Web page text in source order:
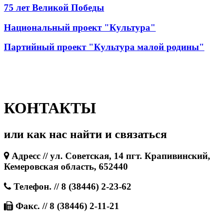
75 лет Великой Победы
Национальный проект "Культура"
Партийный проект "Культура малой родины"
КОНТАКТЫ
или как нас найти и связаться
Адресс // ул. Советская, 14 пгт. Крапивинский,
Кемеровская область, 652440
Телефон. // 8 (38446) 2-23-62
Факс. // 8 (38446) 2-11-21